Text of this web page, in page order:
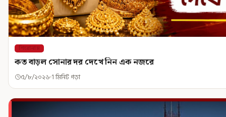
শিরোনাম
কত বাড়ল সোনার দর দেখে নিন এক নজরে
৫/৮/২০২৬ 1 মিনিট পড়া